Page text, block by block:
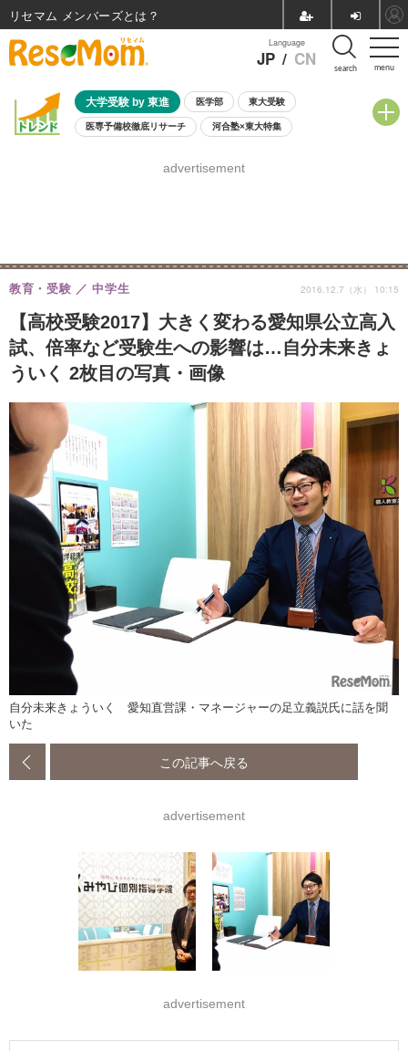
menu
Language
JP / CN search
大学受験 by 東進 医学部 東大受験
医専予備校徹底リサーチ 河合塾×東大特集
8月開催学校説明会・相談会
advertisement
【高校受験2017】大きく変わる愛知県公立高入
試、倍率など受験生への影響は…自分未来きょ
ういく 2枚目の写真・画像
教育・受験 中学生 2016.12.7（水） 10:15
自分未来きょういく 愛知直営課・マネージャーの足立義説氏に話を聞
いた
この記事へ戻る
advertisement
advertisement
リセマム メンバーズ